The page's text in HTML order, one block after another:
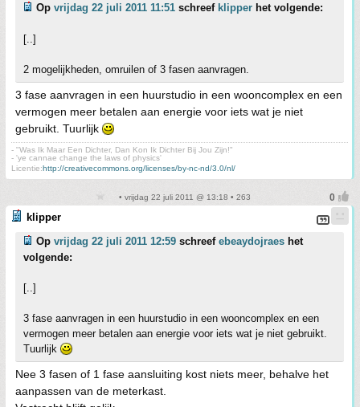
Op vrijdag 22 juli 2011 11:51 schreef klipper het volgende:
[..]
2 mogelijkheden, omruilen of 3 fasen aanvragen.
3 fase aanvragen in een huurstudio in een wooncomplex en een
vermogen meer betalen aan energie voor iets wat je niet
gebruikt. Tuurlijk
- "Was Ik Maar Een Dichter, Dan Kon Ik Dichter Bij Jou Zijn!"
- 'ye cannae change the laws of physics'
Licentie:http://creativecommons.org/licenses/by-nc-nd/3.0/nl/
• vrijdag 22 juli 2011 @ 13:18 • 263
klipper
Op vrijdag 22 juli 2011 12:59 schreef ebeaydojraes het
volgende:
[..]
3 fase aanvragen in een huurstudio in een wooncomplex en een
vermogen meer betalen aan energie voor iets wat je niet gebruikt.
Tuurlijk
Nee 3 fasen of 1 fase aansluiting kost niets meer, behalve het
aanpassen van de meterkast.